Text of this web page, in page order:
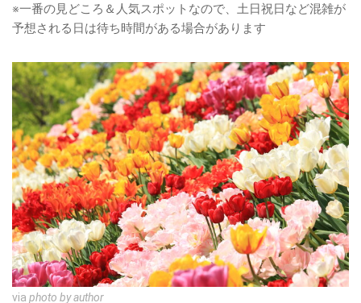
※一番の見どころ＆人気スポットなので、土日祝日など混雑が
予想される日は待ち時間がある場合があります
via photo by author